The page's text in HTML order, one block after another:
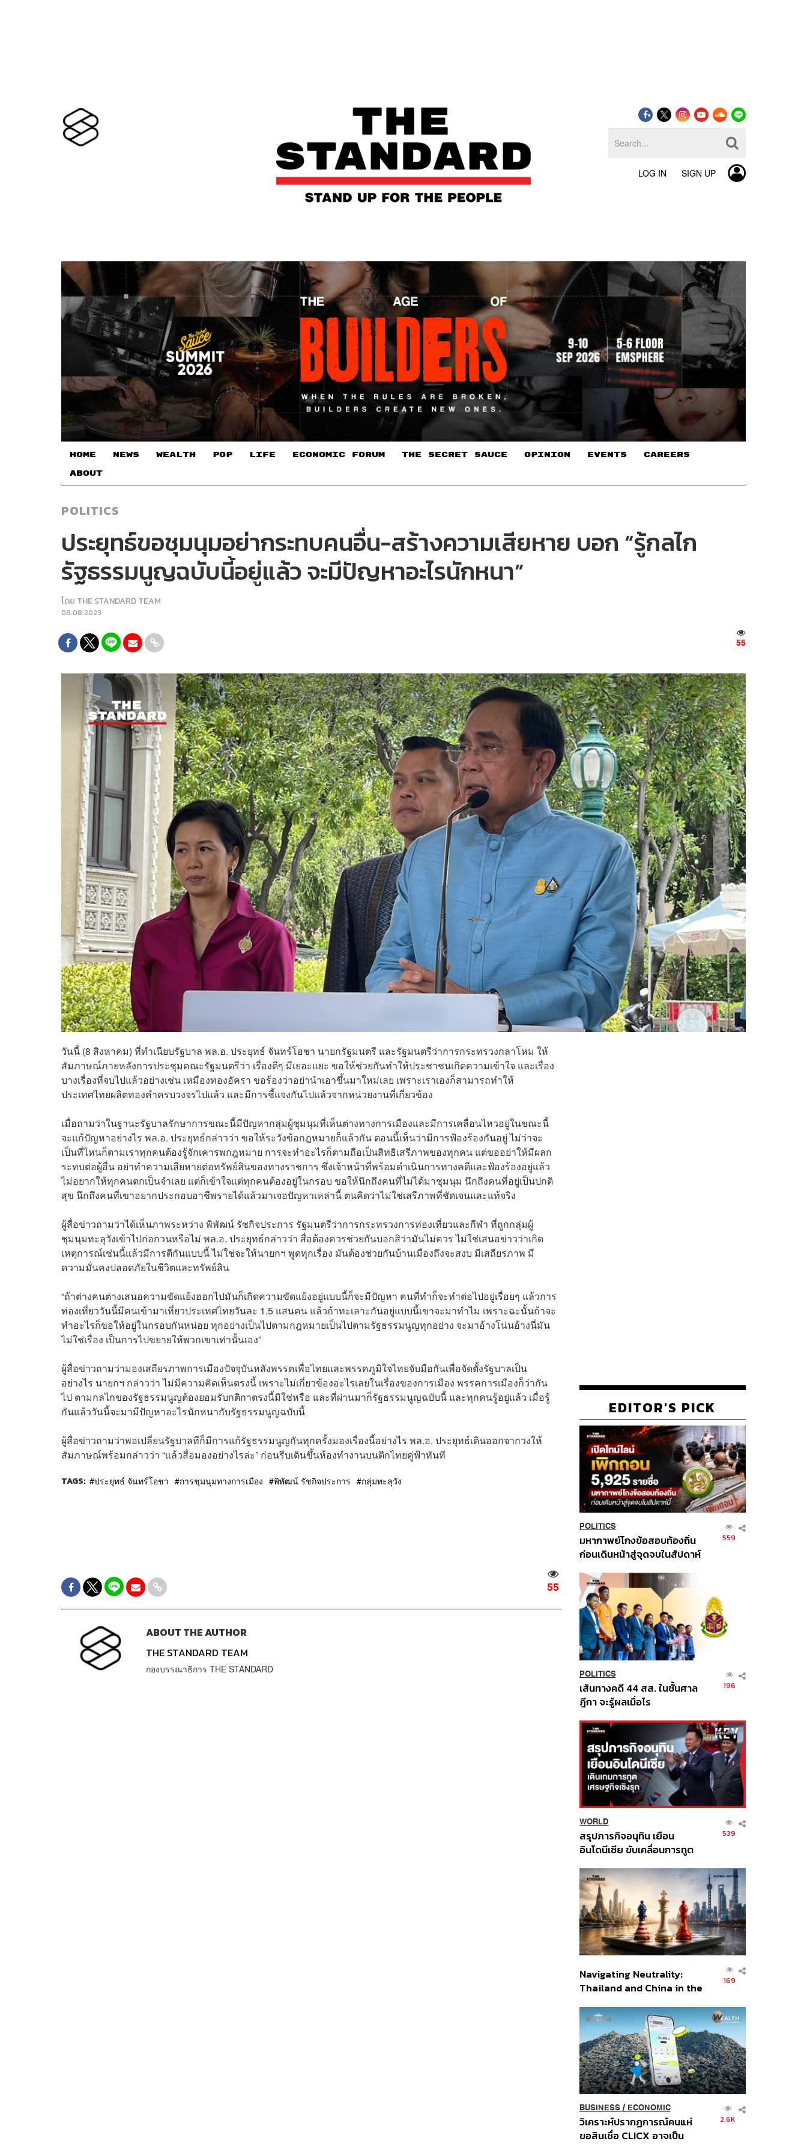
LOG IN SIGN UP
HOME NEWS WEALTH POP LIFE ECONOMIC FORUM THE SECRET SAUCE​ OPINION EVENTS CAREERS
ABOUT
POLITICS
ประยุทธ์ขอชุมนุมอย่ากระทบคนอื่น-สร้างความเสียหาย บอก “รู้กลไก
รัฐธรรมนูญฉบับนี้อยู่แล้ว จะมีปัญหาอะไรนักหนา”
โดย THE STANDARD TEAM
08.08.2023
55
วันนี้ (8 สิงหาคม) ที่ทำเนียบรัฐบาล พล.อ. ประยุทธ์ จันทร์โอชา นายกรัฐมนตรี และรัฐมนตรีว่าการกระทรวงกลาโหม ให้
สัมภาษณ์ภายหลังการประชุมคณะรัฐมนตรีว่า เรื่องดีๆ มีเยอะแยะ ขอให้ช่วยกันทำให้ประชาชนเกิดความเข้าใจ และเรื่อง
บางเรื่องที่จบไปแล้วอย่างเช่น เหมืองทองอัครา ขอร้องว่าอย่านำเอาขึ้นมาใหม่เลย เพราะเราเองก็สามารถทำให้
ประเทศไทยผลิตทองคำครบวงจรไปแล้ว และมีการชี้แจงกันไปแล้วจากหน่วยงานที่เกี่ยวข้อง
เมื่อถามว่าในฐานะรัฐบาลรักษาการขณะนี้มีปัญหากลุ่มผู้ชุมนุมที่เห็นต่างทางการเมืองและมีการเคลื่อนไหวอยู่ในขณะนี้
จะแก้ปัญหาอย่างไร พล.อ. ประยุทธ์กล่าวว่า ขอให้ระวังข้อกฎหมายก็แล้วกัน ตอนนี้เห็นว่ามีการฟ้องร้องกันอยู่ ไม่ว่าจะ
เป็นที่ไหนก็ตามเราทุกคนต้องรู้จักเคารพกฎหมาย การจะทำอะไรก็ตามถือเป็นสิทธิเสรีภาพของทุกคน แต่ขออย่าให้มีผลก
ระทบต่อผู้อื่น อย่าทำความเสียหายต่อทรัพย์สินของทางราชการ ซึ่งเจ้าหน้าที่พร้อมดำเนินการทางคดีและฟ้องร้องอยู่แล้ว
ไม่อยากให้ทุกคนตกเป็นจำเลย แต่ก็เข้าใจแต่ทุกคนต้องอยู่ในกรอบ ขอให้นึกถึงคนที่ไม่ได้มาชุมนุม นึกถึงคนที่อยู่เป็นปกติ
สุข นึกถึงคนที่เขาอยากประกอบอาชีพรายได้แล้วมาเจอปัญหาเหล่านี้ ตนคิดว่าไม่ใช่เสรีภาพที่ชัดเจนและแท้จริง
ผู้สื่อข่าวถามว่าได้เห็นภาพระหว่าง พิพัฒน์ รัชกิจประการ รัฐมนตรีว่าการกระทรวงการท่องเที่ยวและกีฬา ที่ถูกกลุ่มผู้
ชุมนุมทะลุวังเข้าไปก่อกวนหรือไม่ พล.อ. ประยุทธ์กล่าวว่า สื่อต้องควรช่วยกันบอกสิว่ามันไม่ควร ไม่ใช่เสนอข่าวว่าเกิด
เหตุการณ์เช่นนี้แล้วมีการตีกันแบบนี้ ไม่ใช่จะให้นายกฯ พูดทุกเรื่อง มันต้องช่วยกันบ้านเมืองถึงจะสงบ มีเสถียรภาพ มี
ความมั่นคงปลอดภัยในชีวิตและทรัพย์สิน
“ถ้าต่างคนต่างเสนอความขัดแย้งออกไปมันก็เกิดความขัดแย้งอยู่แบบนี้ก็จะมีปัญหา คนที่ทำก็จะทำต่อไปอยู่เรื่อยๆ แล้วการ
ท่องเที่ยววันนี้มีคนเข้ามาเที่ยวประเทศไทยวันละ 1.5 แสนคน แล้วถ้าทะเลาะกันอยู่แบบนี้เขาจะมาทำไม เพราะฉะนั้นถ้าจะ
ทำอะไรก็ขอให้อยู่ในกรอบกันหน่อย ทุกอย่างเป็นไปตามกฎหมายเป็นไปตามรัฐธรรมนูญทุกอย่าง จะมาอ้างโน่นอ้างนี่มัน
ไม่ใช่เรื่อง เป็นการไปขยายให้พวกเขาเท่านั้นเอง”
ผู้สื่อข่าวถามว่ามองเสถียรภาพการเมืองปัจจุบันหลังพรรคเพื่อไทยและพรรคภูมิใจไทยจับมือกันเพื่อจัดตั้งรัฐบาลเป็น
อย่างไร นายกฯ กล่าวว่า ไม่มีความคิดเห็นตรงนี้ เพราะไม่เกี่ยวข้องอะไรเลยในเรื่องของการเมือง พรรคการเมืองก็ว่ากัน
ไป ตามกลไกของรัฐธรรมนูญต้องยอมรับกติกาตรงนี้มิใช่หรือ และที่ผ่านมาก็รัฐธรรมนูญฉบับนี้ และทุกคนรู้อยู่แล้ว เมื่อรู้
กันแล้ววันนี้จะมามีปัญหาอะไรนักหนากับรัฐธรรมนูญฉบับนี้
ผู้สื่อข่าวถามว่าพอเปลี่ยนรัฐบาลทีก็มีการแก้รัฐธรรมนูญกันทุกครั้งมองเรื่องนี้อย่างไร พล.อ. ประยุทธ์เดินออกจากวงให้
สัมภาษณ์พร้อมกล่าวว่า “แล้วสื่อมองอย่างไรล่ะ” ก่อนรีบเดินขึ้นห้องทำงานบนตึกไทยคู่ฟ้าทันที
TAGS: ประยุทธ์ จันทร์โอชา การชุมนุมทางการเมือง พิพัฒน์ รัชกิจประการ กลุ่มทะลุวัง
55
ABOUT THE AUTHOR
THE STANDARD TEAM
กองบรรณาธิการ THE STANDARD
EDITOR'S PICK
POLITICS
มหากาพย์โกงข้อสอบท้องถิ่น
ก่อนเดินหน้าสู่จุดจบในสัปดาห์
559
POLITICS
เส้นทางคดี 44 สส. ในชั้นศาล
ฎีกา จะรู้ผลเมื่อไร
196
WORLD
สรุปภารกิจอนุทิน เยือน
อินโดนีเซีย ขับเคลื่อนการทูต
ส่วนยุทธศาสตร์ไทย –
อินโดนีเซีย
539
Navigating Neutrality:
Thailand and China in the
Order
169
BUSINESS/ ECONOMIC
วิเคราะห์ปรากฏการณ์คนแห่
ขอสินเชื่อ CLICX อาจเป็น
2.6K